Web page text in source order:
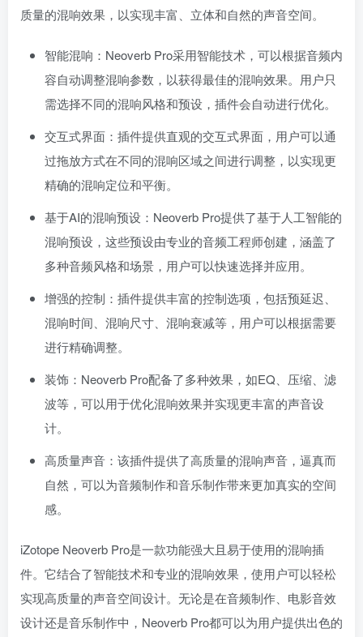
质量的混响效果，以实现丰富、立体和自然的声音空间。
智能混响：Neoverb Pro采用智能技术，可以根据音频内
容自动调整混响参数，以获得最佳的混响效果。用户只
需选择不同的混响风格和预设，插件会自动进行优化。
交互式界面：插件提供直观的交互式界面，用户可以通
过拖放方式在不同的混响区域之间进行调整，以实现更
精确的混响定位和平衡。
基于AI的混响预设：Neoverb Pro提供了基于人工智能的
混响预设，这些预设由专业的音频工程师创建，涵盖了
多种音频风格和场景，用户可以快速选择并应用。
增强的控制：插件提供丰富的控制选项，包括预延迟、
混响时间、混响尺寸、混响衰减等，用户可以根据需要
进行精确调整。
装饰：Neoverb Pro配备了多种效果，如EQ、压缩、滤
波等，可以用于优化混响效果并实现更丰富的声音设
计。
高质量声音：该插件提供了高质量的混响声音，逼真而
自然，可以为音频制作和音乐制作带来更加真实的空间
感。
iZotope Neoverb Pro是一款功能强大且易于使用的混响插
件。它结合了智能技术和专业的混响效果，使用户可以轻松
实现高质量的声音空间设计。无论是在音频制作、电影音效
设计还是音乐制作中，Neoverb Pro都可以为用户提供出色的